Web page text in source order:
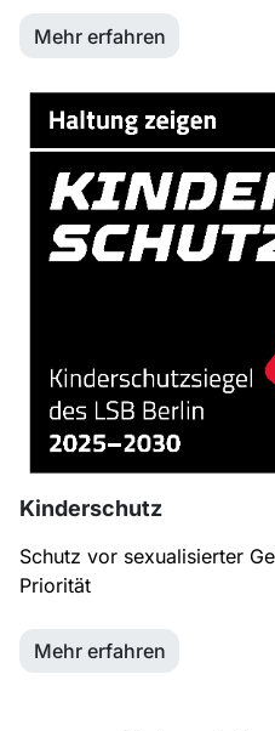
Mehr erfahren
Kinderschutz
Schutz vor sexualisierter
Priorität
Mehr erfahren